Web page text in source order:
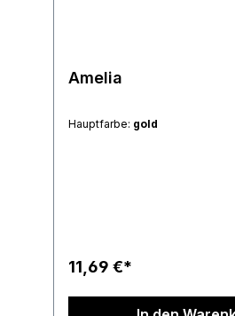
Amelia
Hauptfarbe: gold
11,69 €*